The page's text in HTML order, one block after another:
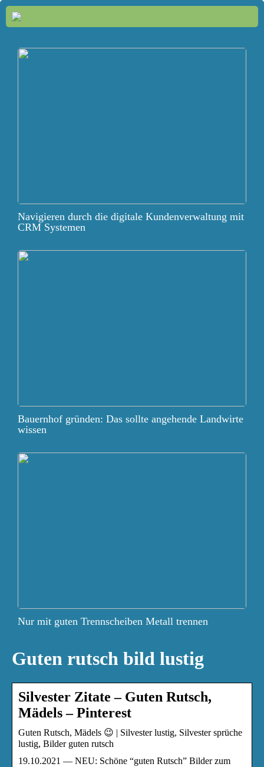
Navigieren durch die digitale Kundenverwaltung mit
CRM Systemen
Bauernhof gründen: Das sollte angehende Landwirte
wissen
Nur mit guten Trennscheiben Metall trennen
Guten rutsch bild lustig
Silvester Zitate – Guten Rutsch,
Mädels – Pinterest
Guten Rutsch, Mädels 😉 | Silvester lustig, Silvester sprüche
lustig, Bilder guten rutsch
19.10.2021 — NEU: Schöne “guten Rutsch” Bilder zum